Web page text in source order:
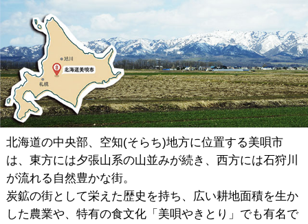
北海道の中央部、空知(そらち)地方に位置する美唄市
は、東方には夕張山系の山並みが続き、西方には石狩川
が流れる自然豊かな街。
炭鉱の街として栄えた歴史を持ち、広い耕地面積を生か
した農業や、特有の食文化「美唄やきとり」でも有名で